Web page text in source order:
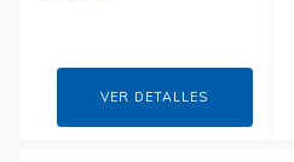
VER DETALLES